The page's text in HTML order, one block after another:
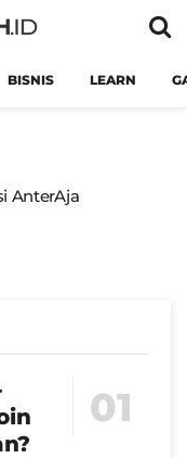
BISNIS LEARN
AnterAja